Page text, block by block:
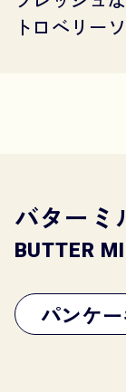
トロベリー
バターミ
BUTTER
パンケ